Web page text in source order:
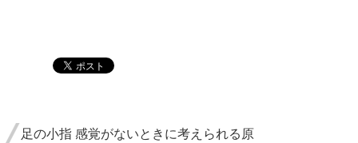
足の小指 感覚がないときに考えられる原